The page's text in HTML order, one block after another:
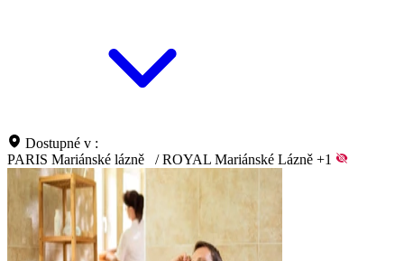
Dostupné v :
PARIS Mariánské lázně
/ ROYAL Mariánské Lázně +1